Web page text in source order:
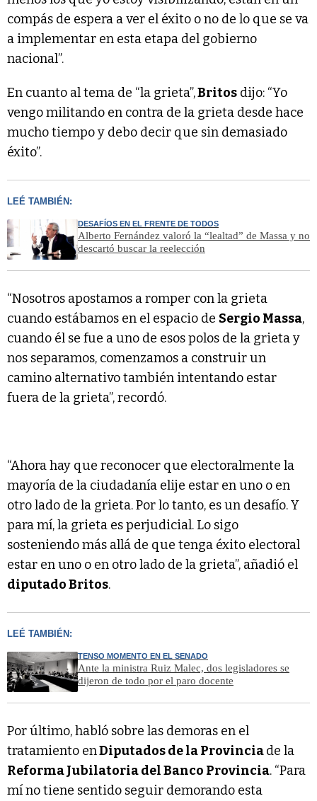
compás de espera a ver el éxito o no de lo que se va
a implementar en esta etapa del gobierno
nacional”.
En cuanto al tema de “la grieta”,Britos dijo: “Yo
vengo militando en contra de la grieta desde hace
mucho tiempo y debo decir que sin demasiado
éxito”.
LEÉ TAMBIÉN:
DESAFÍOS EN EL FRENTE DE TODOS
Alberto Fernández valoró la “lealtad” de Massa y no
descartó buscar la reelección
“Nosotros apostamos a romper con la grieta
cuando estábamos en el espacio de Sergio Massa,
cuando él se fue a uno de esos polos de la grieta y
nos separamos, comenzamos a construir un
camino alternativo también intentando estar
fuera de la grieta”, recordó.
“Ahora hay que reconocer que electoralmente la
mayoría de la ciudadanía elije estar en uno o en
otro lado de la grieta. Por lo tanto, es un desafío. Y
para mí, la grieta es perjudicial. Lo sigo
sosteniendo más allá de que tenga éxito electoral
estar en uno o en otro lado de la grieta”, añadió el
diputado Britos.
LEÉ TAMBIÉN:
TENSO MOMENTO EN EL SENADO
Ante la ministra Ruiz Malec, dos legisladores se
dijeron de todo por el paro docente
Por último, habló sobre las demoras en el
tratamiento enDiputados de la Provinciade la
Reforma Jubilatoria del Banco Provincia. “Para
mí no tiene sentido seguir demorando esta